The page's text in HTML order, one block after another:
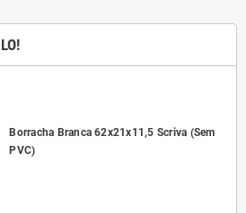
Borracha Branca 62x21x11,5 Scriva (Sem
PVC)